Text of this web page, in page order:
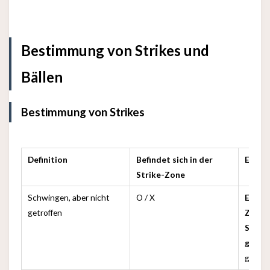
Bestimmung von Strikes und
Bällen
Bestimmung von Strikes
Definition
Befindet sich in der
Strike-Zone
Schwingen, aber nicht
getroffen
O / X
Egal
Zone